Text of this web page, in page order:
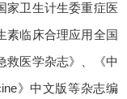
家卫生计生委重症医
素临床合理应用全国
救医学杂志》、《中
》中文版等杂志编